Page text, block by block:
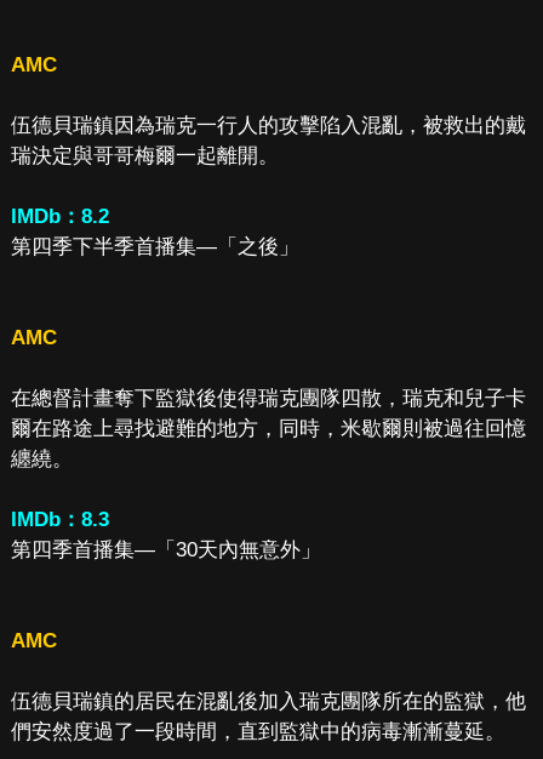
AMC
伍德貝瑞鎮因為瑞克一行人的攻擊陷入混亂，被救出的戴
瑞決定與哥哥梅爾一起離開。
IMDb：8.2
第四季下半季首播集—「之後」
AMC
在總督計畫奪下監獄後使得瑞克團隊四散，瑞克和兒子卡
爾在路途上尋找避難的地方，同時，米歇爾則被過往回憶
纏繞。
IMDb：8.3
第四季首播集—「30天內無意外」
AMC
伍德貝瑞鎮的居民在混亂後加入瑞克團隊所在的監獄，他
們安然度過了一段時間，直到監獄中的病毒漸漸蔓延。